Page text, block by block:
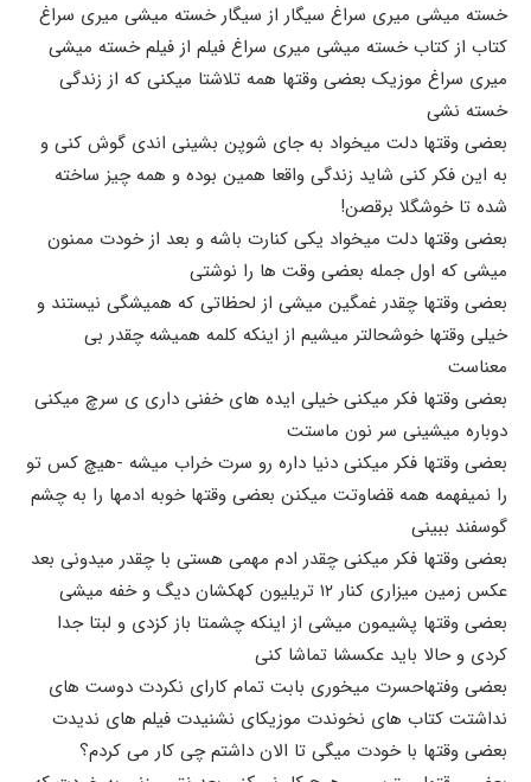
خسته میشی میری سراغ سیگار از سیگار خسته میشی میری سراغ
کتاب از کتاب خسته میشی میری سراغ فیلم از فیلم خسته میشی
میری سراغ موزیک بعضی وقتها همه تلاشتا میکنی که از زندگی
خسته نشی
بعضی وقتها دلت میخواد به جای شوپن بشینی اندی گوش کنی و
به این فکر کنی شاید زندگی واقعا همین بوده و همه چیز ساخته
شده تا خوشگلا برقصن!
بعضی وقتها دلت میخواد یکی کنارت باشه و بعد از خودت ممنون
میشی که اول جمله بعضی وقت ها را نوشتی
بعضی وقتها چقدر غمگین میشی از لحظاتی که همیشگی نیستند و
خیلی وقتها خوشحالتر میشیم از اینکه کلمه همیشه چقدر بی
معناست
بعضی وقتها فکر میکنی خیلی ایده های خفنی داری ی سرچ میکنی
دوباره میشینی سر نون ماستت
بعضی وقتها فکر میکنی دنیا داره رو سرت خراب میشه -هیچ کس تو
را نمیفهمه همه قضاوتت میکنن بعضی وقتها خوبه ادمها را به چشم
گوسفند ببینی
بعضی وقتها فکر میکنی چقدر ادم مهمی هستی با چقدر میدونی بعد
عکس زمین میزاری کنار ۱۲ تریلیون کهکشان دیگ و خفه میشی
بعضی وقتها پشیمون میشی از اینکه چشمتا باز کزدی و لبتا جدا
کردی و حالا باید عکسشا تماشا کنی
بعضی وفتهاحسرت میخوری بابت تمام کارای نکردت دوست های
نداشتت کتاب های نخوندت موزیکای نشنیدت فیلم های ندیدت
بعضی وقتها با خودت میگی تا الان داشتم چی کار می کردم؟